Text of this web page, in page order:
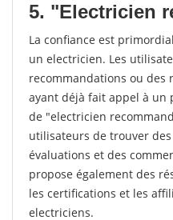
5. "Electricien
La confiance est
un electricien. Les
recommandations ou des
ayant déjà fait appel à un
de "electricien
utilisateurs de trouver
évaluations et des
propose également des
les certifications et les
electriciens.